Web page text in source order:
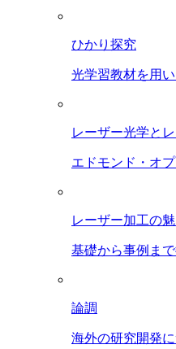
ひかり探究
光学習教材を用
レーザー光学と
エドモンド・オ
レーザー加工の
基礎から事例ま
論調
海外の研究開発